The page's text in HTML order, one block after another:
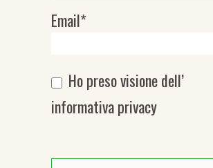
Email*
Ho preso visione dell’
informativa privacy